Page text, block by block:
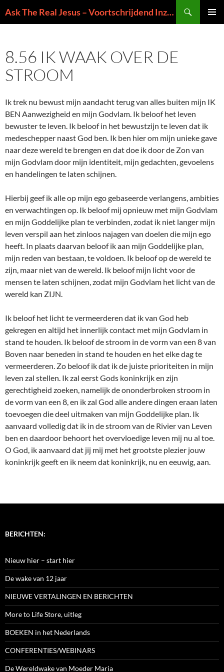
naar
Ask The Real Jesus – Voortschrijdend Inzicht in de Zin van het Leven
8.56 IK WAAK OVER DE
STROOM
Ik trek nu bewust mijn aandacht terug van alles buiten mijn IK
BEN Aanwezigheid en mijn Godvlam. Ik beloof het leven
bewuster te leven. Ik beloof in het bewustzijn te leven dat ik
medeschepper naast God ben. Ik ben hier om mijn unieke gave
naar deze wereld te brengen en dat doe ik door de Zon van
mijn Godvlam door mijn identiteit, mijn gedachten, gevoelens
en handelingen te laten schijnen.
Hierbij geef ik alle op mijn ego gebaseerde verlangens, ambities
en verwachtingen op. Ik beloof mij opnieuw met mijn Godvlam
en mijn Goddelijke plan te verbinden, zodat ik niet langer mijn
leven verspil aan het zinloos najagen van doelen die mijn ego
heeft. In plaats daarvan beloof ik aan mijn Goddelijke plan,
mijn reden van bestaan, te voldoen. Ik beloof op de wereld te
zijn, maar niet van de wereld. Ik beloof mijn licht voor de
mensen te laten schijnen, zodat mijn Godvlam het licht van de
wereld kan ZIJN.
Ik beloof het licht te vermeerderen dat ik van God heb
gekregen en altijd het innerlijk contact met mijn Godvlam in
stand te houden. Ik beloof de stroom in de vorm van een 8 van
Boven naar beneden in stand te houden en het elke dag te
vermeerderen. Zo beloof ik dat ik de juiste prioriteiten in mijn
leven zal stellen. Ik zal eerst Gods koninkrijk en zijn
gerechtigheid zoeken, namelijk de ononderbroken stroom in
de vorm van een 8, en ik zal God alle andere dingen eraan laten
toevoegen die deel uitmaken van mijn Goddelijke plan. Ik
aanvaard volledig dat ik in de stroom van de Rivier van Leven
ben en daardoor behoort het overvloedige leven mij nu al toe.
O God, ik aanvaard dat jij mij met het grootste plezier jouw
koninkrijk geeft en ik neem dat koninkrijk, nu en eeuwig, aan.
BERICHTEN:
Nieuw hier – start hier
De wake van 12 jaar
NIEUWE VERTALINGEN EN BERICHTEN
More to Life Store, uitleg
BOEKEN in het Nederlands
CONFERENTIES/WEBINARS
De Wereldwake van Moeder Maria